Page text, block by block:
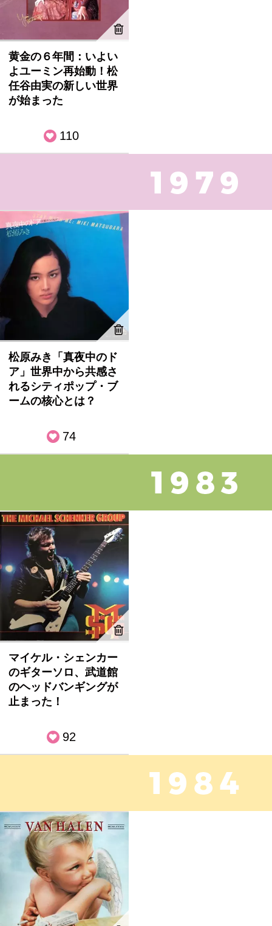
黄金の６年間：いよい
よユーミン再始動！松
任谷由実の新しい世界
が始まった
110
松原みき「真夜中のド
ア」世界中から共感さ
れるシティポップ・ブ
ームの核心とは？
74
マイケル・シェンカー
のギターソロ、武道館
のヘッドバンギングが
止まった！
92